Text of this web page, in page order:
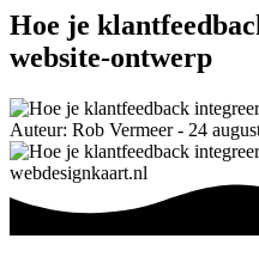
Hoe je
website-ontwerp
Auteur: Rob Vermeer - 24